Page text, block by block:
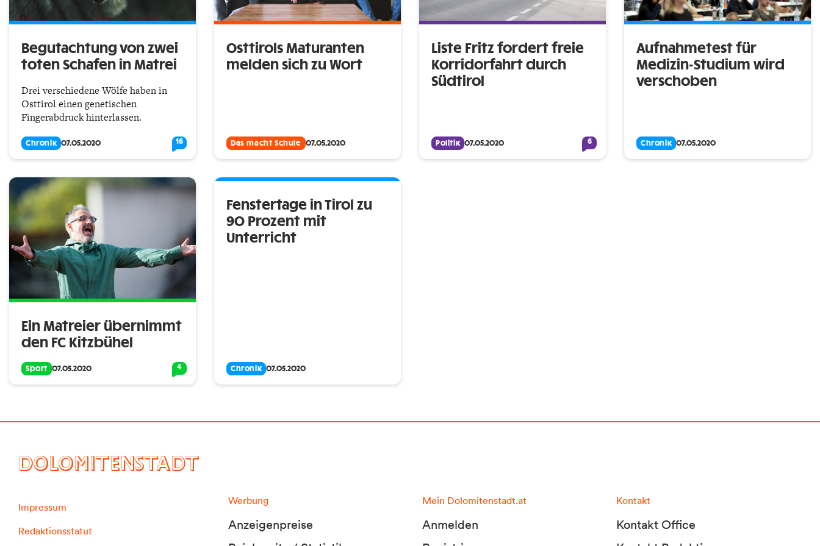
Begutachtung von zwei
toten Schafen in Matrei
Drei verschiedene Wölfe haben in
Osttirol einen genetischen
Fingerabdruck hinterlassen.
Chronik 07.05.2020 16
Osttirols Maturanten
melden sich zu Wort
Das macht Schule 07.05.2020
Liste Fritz fordert freie
Korridorfahrt durch
Südtirol
Politik 07.05.2020 6
Aufnahmetest für
Medizin-Studium wird
verschoben
Chronik 07.05.2020
Ein Matreier übernimmt
den FC Kitzbühel
Sport 07.05.2020 4
Fenstertage in Tirol zu
90 Prozent mit
Unterricht
Chronik 07.05.2020
DOLOMITENSTADT
Impressum
Redaktionsstatut
Werbung
Anzeigenpreise
Mein Dolomitenstadt.at
Anmelden
Kontakt
Kontakt Office